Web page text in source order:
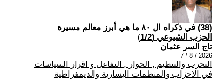
(38) في ذكراه ال ٨٠ ما هي أبرز معالم مسيرة
الحزب الشيوعي (1/2)
تاج السر عثمان
2026 / 8 / 7
التحزب والتنظيم , الحوار , التفاعل و اقرار السياسات
في الاحزاب والمنظمات اليسارية والديمقراطية